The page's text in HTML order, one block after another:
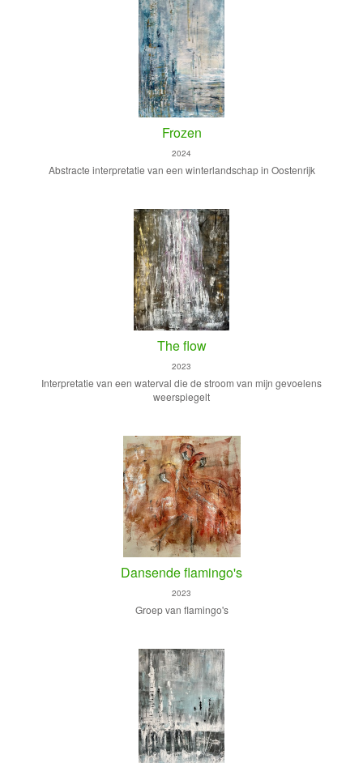
Frozen
2024
Abstracte interpretatie van een winterlandschap in Oostenrijk
The flow
2023
Interpretatie van een waterval die de stroom van mijn gevoelens
weerspiegelt
Dansende flamingo's
2023
Groep van flamingo's